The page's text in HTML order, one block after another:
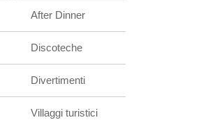
After Dinner
Discoteche
Divertimenti
Villaggi turistici